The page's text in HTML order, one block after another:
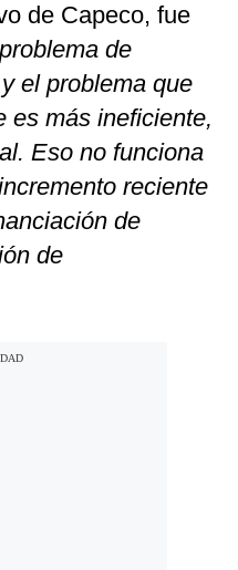
de Capeco, fue
de
el problema que
es más ineficiente,
Eso no funciona
reciente
de
de